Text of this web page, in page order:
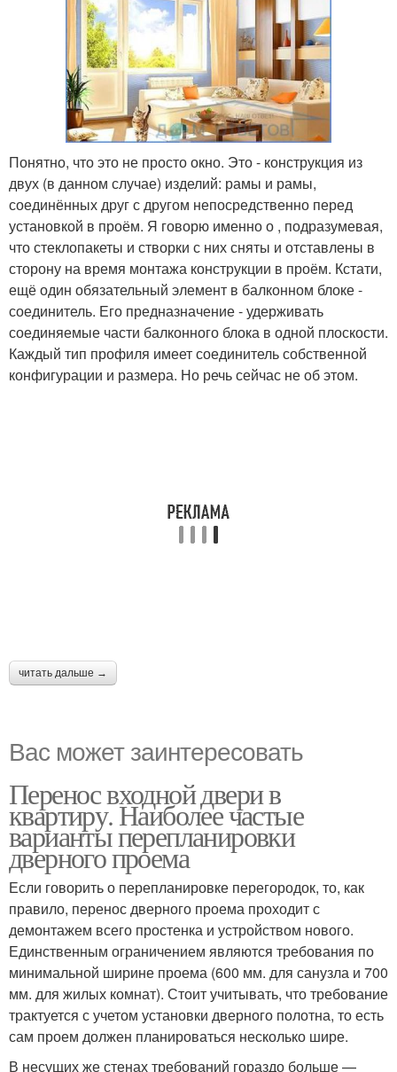
Понятно, что это не просто окно. Это - конструкция из
двух (в данном случае) изделий: рамы и рамы,
соединённых друг с другом непосредственно перед
установкой в проём. Я говорю именно о , подразумевая,
что стеклопакеты и створки с них сняты и отставлены в
сторону на время монтажа конструкции в проём. Кстати,
ещё один обязательный элемент в балконном блоке -
соединитель. Его предназначение - удерживать
соединяемые части балконного блока в одной плоскости.
Каждый тип профиля имеет соединитель собственной
конфигурации и размера. Но речь сейчас не об этом.
читать дальше →
Вас может заинтересовать
Перенос входной двери в
квартиру. Наиболее частые
варианты перепланировки
дверного проема
Если говорить о перепланировке перегородок, то, как
правило, перенос дверного проема проходит с
демонтажем всего простенка и устройством нового.
Единственным ограничением являются требования по
минимальной ширине проема (600 мм. для санузла и 700
мм. для жилых комнат). Стоит учитывать, что требование
трактуется с учетом установки дверного полотна, то есть
сам проем должен планироваться несколько шире.
В несущих же стенах требований гораздо больше —